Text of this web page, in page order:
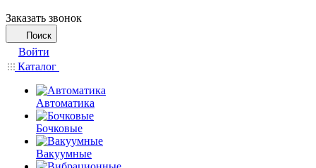
Заказать звонок
Поиск
Войти
Каталог
Автоматика
Бочковые
Вакуумные